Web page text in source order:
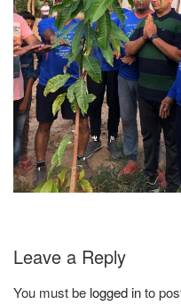
Leave a Reply
You must be logged into